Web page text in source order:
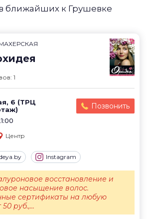
ближайших к Грушевке
1
6 (ТРЦ
Позвонить
Центр
Instagram
восстановление и
насыщение волос.
сертификаты на любую
руб.,...